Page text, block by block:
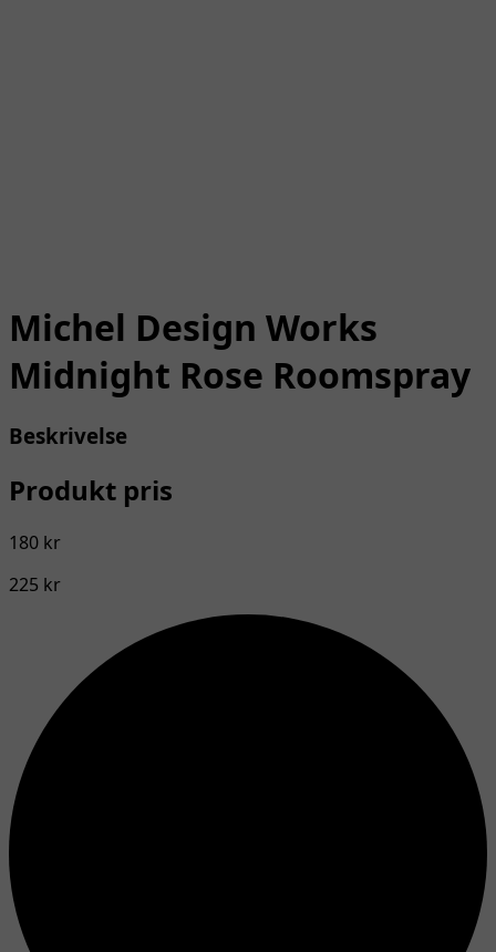
Michel Design Works
Midnight Rose Roomspray
Beskrivelse
Produkt pris
180 kr
225 kr